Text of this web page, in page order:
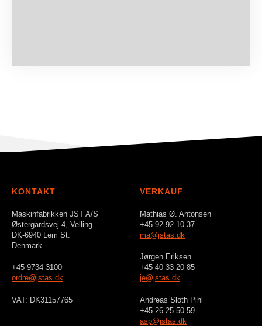
KONTAKT
Maskinfabrikken JST A/S
Østergårdsvej 4, Velling
DK-6940 Lem St.
Denmark
+45 9734 3100
ordre@jstas.dk
VAT: DK31157765
VERKAUF
Mathias Ø. Antonsen
+45 92 92 10 37
ma@jstas.dk
Jørgen Eriksen
+45 40 33 20 85
je@jstas.dk
Andreas Sloth Pihl
+45 26 25 50 59
asp@jstas.dk